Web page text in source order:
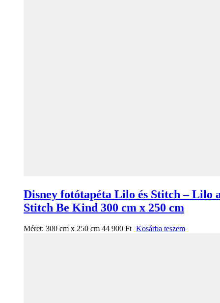
Disney fotótapéta Lilo és Stitch – Lilo
Stitch Be Kind 300 cm x 250 cm
Méret: 300 cm x 250 cm 44 900 Ft Kosárba teszem